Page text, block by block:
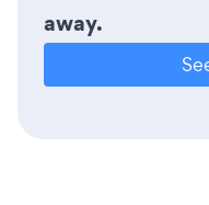
away.